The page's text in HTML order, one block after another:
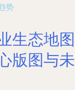
势
生态地图
版图与未